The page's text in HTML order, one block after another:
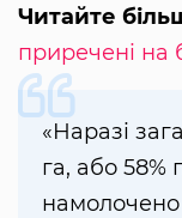
Читайте
приречені
«Наразі
га, або 58%